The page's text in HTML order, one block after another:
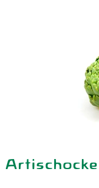
Artischocke